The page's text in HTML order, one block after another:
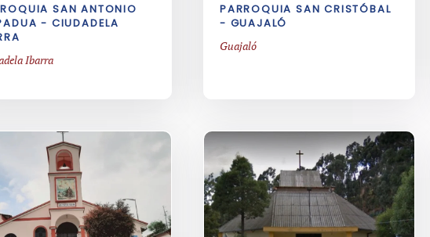
SAN ANTONIO
- CIUDADELA
Ibarra
PARROQUIA SAN CRISTÓBAL
- GUAJALÓ
Guajaló